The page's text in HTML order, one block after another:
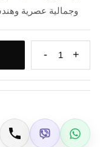
وجمالية عصرية
+
1
-
WhatsApp
Viber